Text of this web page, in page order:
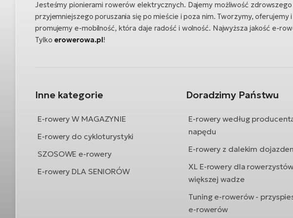
Jesteśmy pionierami rowerów elektrycznych. Dajemy możliwość zdrowszego
przyjemniejszego poruszania się po mieście i poza nim. Tworzymy, oferujemy i
promujemy e-mobilność, która daje radość i wolność. Najwyższa jakość e-
Tylko erowerowa.pl!
Inne kategorie
E-rowery W MAGAZYNIE
E-rowery do cykloturystyki
SZOSOWE e-rowery
E-rowery DLA SENIORÓW
Doradzimy Państwu
E-rowery według
napędu
E-rowery z dalekim
XL E-rowery dla
większej wadze
Tuning e-rowerów -
e-rowerów